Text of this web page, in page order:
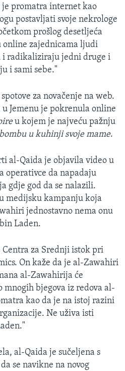
je promatra internet kao
postavljati svoje nekrologe
prošlog desetljeća
online zajednicama ljudi
radikaliziraju jedni druge i
i sami sebe."
za novačenje na web.
Jemenu je pokrenula online
u kojem je najveću pažnju
u kuhinji svoje mame.
al-Qaida je objavila video u
operativce da napadaju
gdje god da se nalazili.
medijsku kampanju koja
jednostavno nema onu
Laden.
Centra za Srednji istok pri
On kaže da je al-Zawahiri
al-Zawahirija će
bjegova iz redova al-
kao da je na istoj razini
Ne uživa isti
al-Qaida je sučeljena s
se navikne na novog